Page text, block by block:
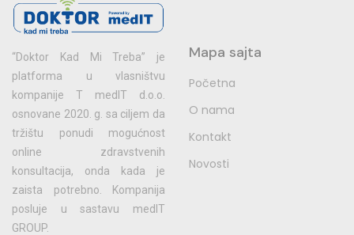
“Doktor Kad Mi Treba” je
platforma u vlasništvu
kompanije T medIT d.o.o.
osnovane 2020. g. sa ciljem da
tržištu ponudi mogućnost
online zdravstvenih
konsultacija, onda kada je
zaista potrebno. Kompanija
posluje u sastavu medIT
GROUP.
Mapa sajta
Početna
O nama
Kontakt
Novosti